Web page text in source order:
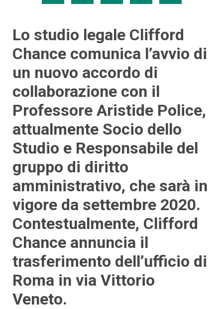
Lo studio legale Clifford
Chance comunica l’avvio di
un nuovo accordo di
collaborazione con il
Professore Aristide Police,
attualmente Socio dello
Studio e Responsabile del
gruppo di diritto
amministrativo, che sarà in
vigore da settembre 2020.
Contestualmente, Clifford
Chance annuncia il
trasferimento dell’ufficio di
Roma in via Vittorio
Veneto.